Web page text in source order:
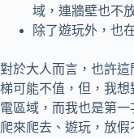
域，連牆壁也不
除了遊玩外，也
對於大人而言，也許
梯可能不值，但，我
電區域，而我也是第
爬來爬去、遊玩， 放假